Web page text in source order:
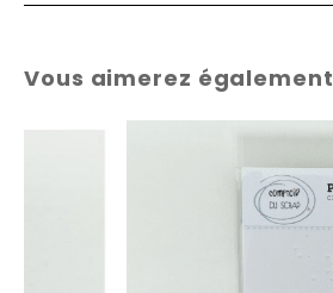
Vous aimerez également